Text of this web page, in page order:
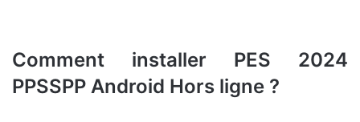
Comment installer PES 2024
PPSSPP Android Hors ligne ?